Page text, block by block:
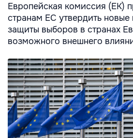
Европейская комиссия (ЕК)
странам ЕС утвердить новые
защиты выборов в странах
возможного внешнего